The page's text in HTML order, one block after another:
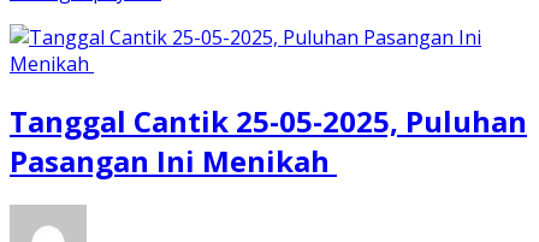
Tanggal Cantik 25-05-2025, Puluhan
Pasangan Ini Menikah